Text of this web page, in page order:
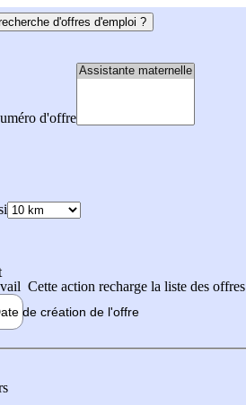
d'offres d'emploi ?
d'offre
Cette action recharge la liste des offres
de création de l'offre